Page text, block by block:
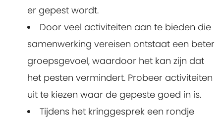
er gepest wordt.
Door veel activiteiten aan te bieden die
samenwerking vereisen ontstaat een beter
groepsgevoel, waardoor het kan zijn dat
het pesten vermindert. Probeer activiteiten
uit te kiezen waar de gepeste goed in is.
Tijdens het kringgesprek een rondje